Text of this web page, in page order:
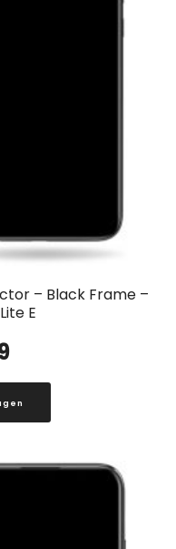
– Black Frame –
E